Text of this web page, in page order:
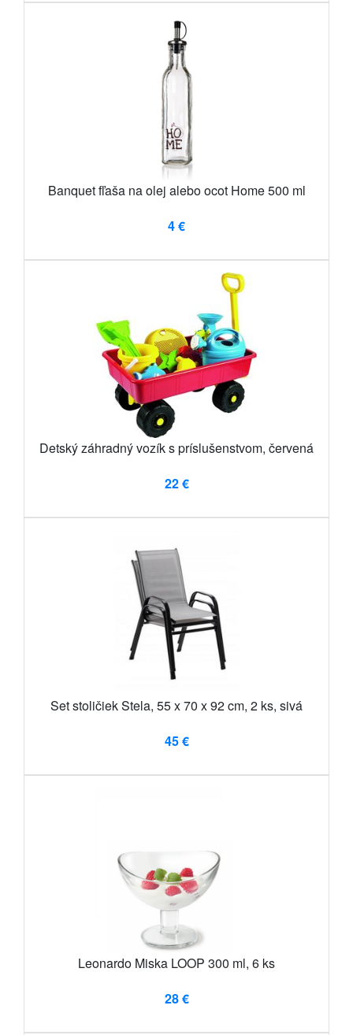
Banquet fľaša na olej alebo ocot Home 500 ml
4 €
Detský záhradný vozík s príslušenstvom, červená
22 €
Set stoličiek Stela, 55 x 70 x 92 cm, 2 ks, sivá
45 €
Leonardo Miska LOOP 300 ml, 6 ks
28 €